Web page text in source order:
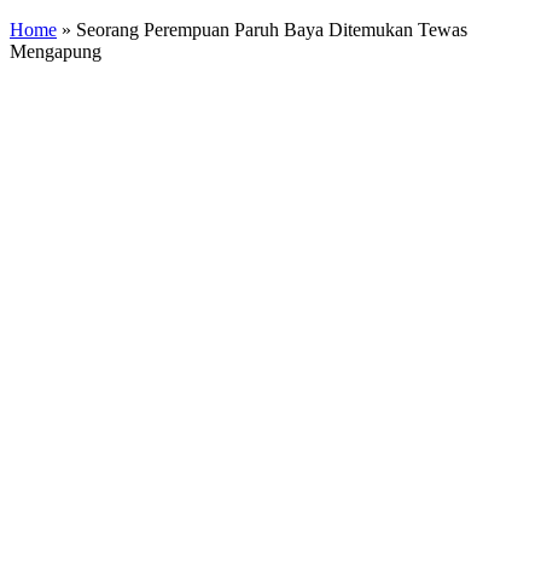
Home » Seorang Perempuan Paruh Baya Ditemukan Tewas
Mengapung